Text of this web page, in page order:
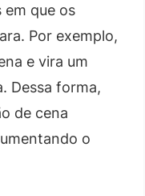
em que os
Por exemplo,
e vira um
Dessa forma,
de cena
o